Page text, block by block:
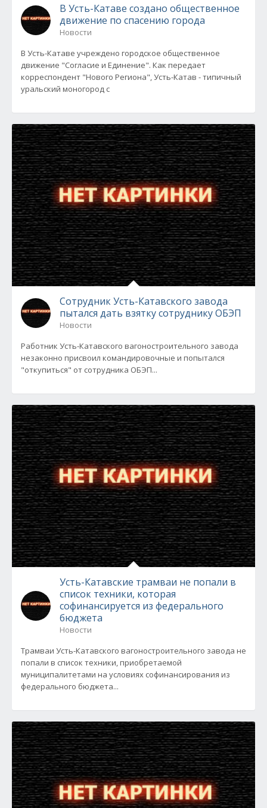
В Усть-Катаве создано общественное
движение по спасению города
Новости
В Усть-Катаве учреждено городское общественное
движение "Согласие и Единение". Как передает
корреспондент "Нового Региона", Усть-Катав - типичный
уральский моногород с
Сотрудник Усть-Катавского завода
пытался дать взятку сотруднику ОБЭП
Новости
Работник Усть-Катавского вагоностроительного завода
незаконно присвоил командировочные и попытался
"откупиться" от сотрудника ОБЭП...
Усть-Катавские трамваи не попали в
список техники, которая
софинансируется из федерального
бюджета
Новости
Трамваи Усть-Катавского вагоностроительного завода не
попали в список техники, приобретаемой
муниципалитетами на условиях софинансирования из
федерального бюджета...